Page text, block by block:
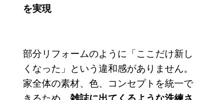
を実現
部分リフォームのように「ここだけ新し
くなった」という違和感がありません。
家全体の素材、色、コンセプトを統一で